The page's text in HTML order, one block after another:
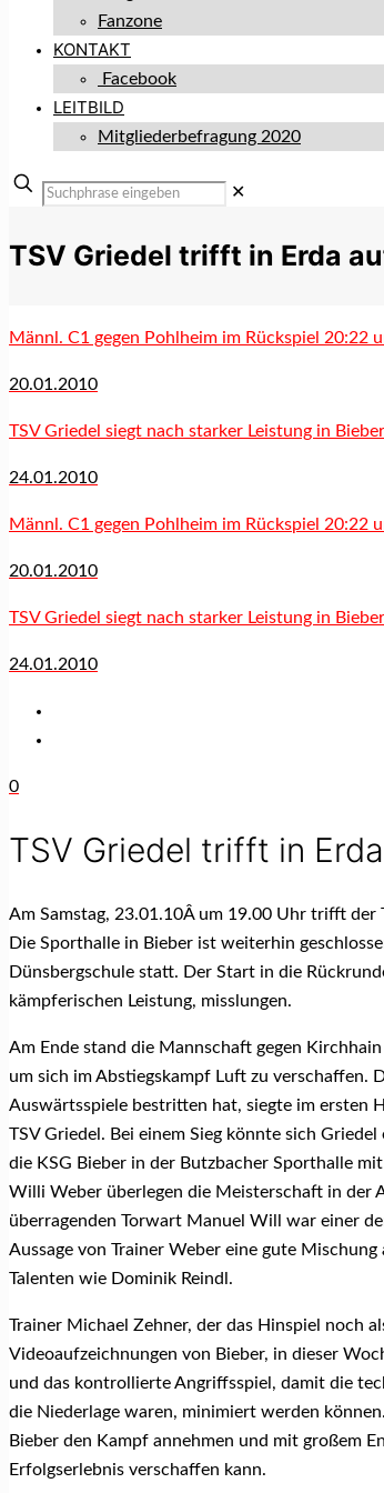
Fanzone
KONTAKT
Facebook
LEITBILD
Mitgliederbefragung 2020
✕
TSV Griedel trifft in Erda
Männl. C1 gegen Pohlheim im Rückspiel 20:22
20.01.2010
TSV Griedel siegt nach starker Leistung in Bieber
24.01.2010
Männl. C1 gegen Pohlheim im Rückspiel 20:22
20.01.2010
TSV Griedel siegt nach starker Leistung in Bieber
24.01.2010
0
TSV Griedel trifft in
Am Samstag, 23.01.10Â um 19.00 Uhr trifft der
Die Sporthalle in Bieber ist weiterhin
Dünsbergschule statt. Der Start in die
kämpferischen Leistung, misslungen.
Am Ende stand die Mannschaft gegen
um sich im Abstiegskampf Luft zu verschaffen.
Auswärtsspiele bestritten hat, siegte im ersten
TSV Griedel. Bei einem Sieg könnte sich
die KSG Bieber in der Butzbacher Sporthalle
Willi Weber überlegen die Meisterschaft in der
überragenden Torwart Manuel Will war einer
Aussage von Trainer Weber eine gute
Talenten wie Dominik Reindl.
Trainer Michael Zehner, der das Hinspiel noch
Videoaufzeichnungen von Bieber, in dieser
und das kontrollierte Angriffsspiel, damit die
die Niederlage waren, minimiert werden
Bieber den Kampf annehmen und mit großem
Erfolgserlebnis verschaffen kann.